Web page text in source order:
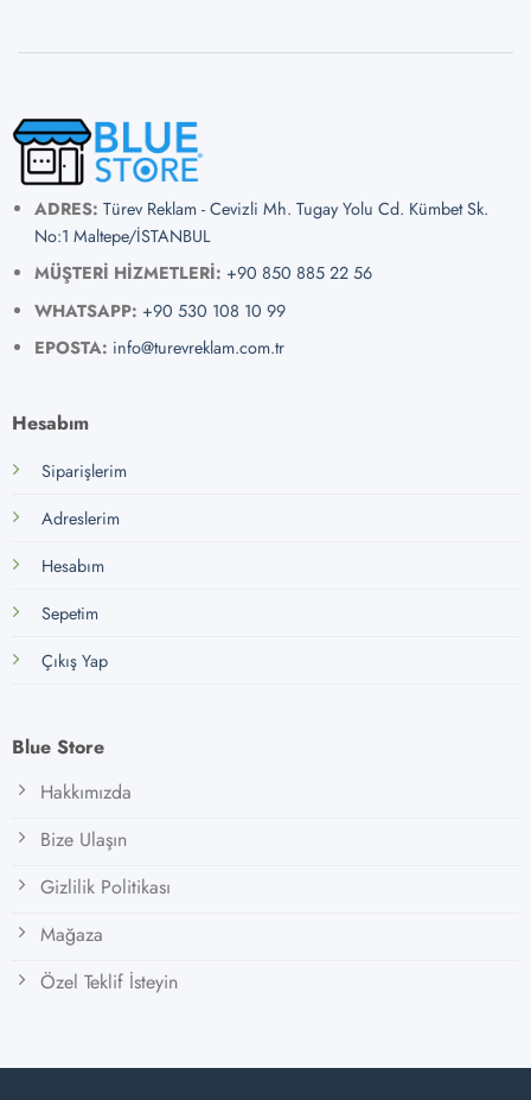
ADRES: Türev Reklam - Cevizli Mh. Tugay Yolu Cd. Kümbet Sk.
No:1 Maltepe/İSTANBUL
MÜŞTERİ HİZMETLERİ: +90 850 885 22 56
WHATSAPP: +90 530 108 10 99
EPOSTA: info@turevreklam.com.tr
Hesabım
Siparişlerim
Adreslerim
Hesabım
Sepetim
Çıkış Yap
Blue Store
Hakkımızda
Bize Ulaşın
Gizlilik Politikası
Mağaza
Özel Teklif İsteyin